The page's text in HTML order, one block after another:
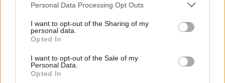
Personal Data Processing Opt Outs
I want to opt-out of the Sharing of my
personal data.
Opted In
I want to opt-out of the Sale of my
Personal Data.
Opted In
ΤΕΛΕΥΤΑΙΑ ΝΕΑ
(9/8) σε μεγάλο τμήμα του ν. Καρδίτσας και
της υπόλοιπης Θεσσαλίας